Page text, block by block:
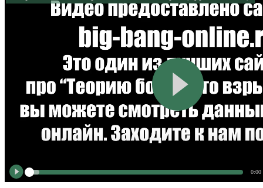
0:00